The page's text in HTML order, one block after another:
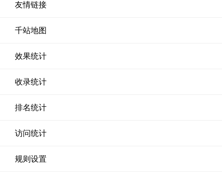
友情链接
千站地图
效果统计
收录统计
排名统计
访问统计
规则设置